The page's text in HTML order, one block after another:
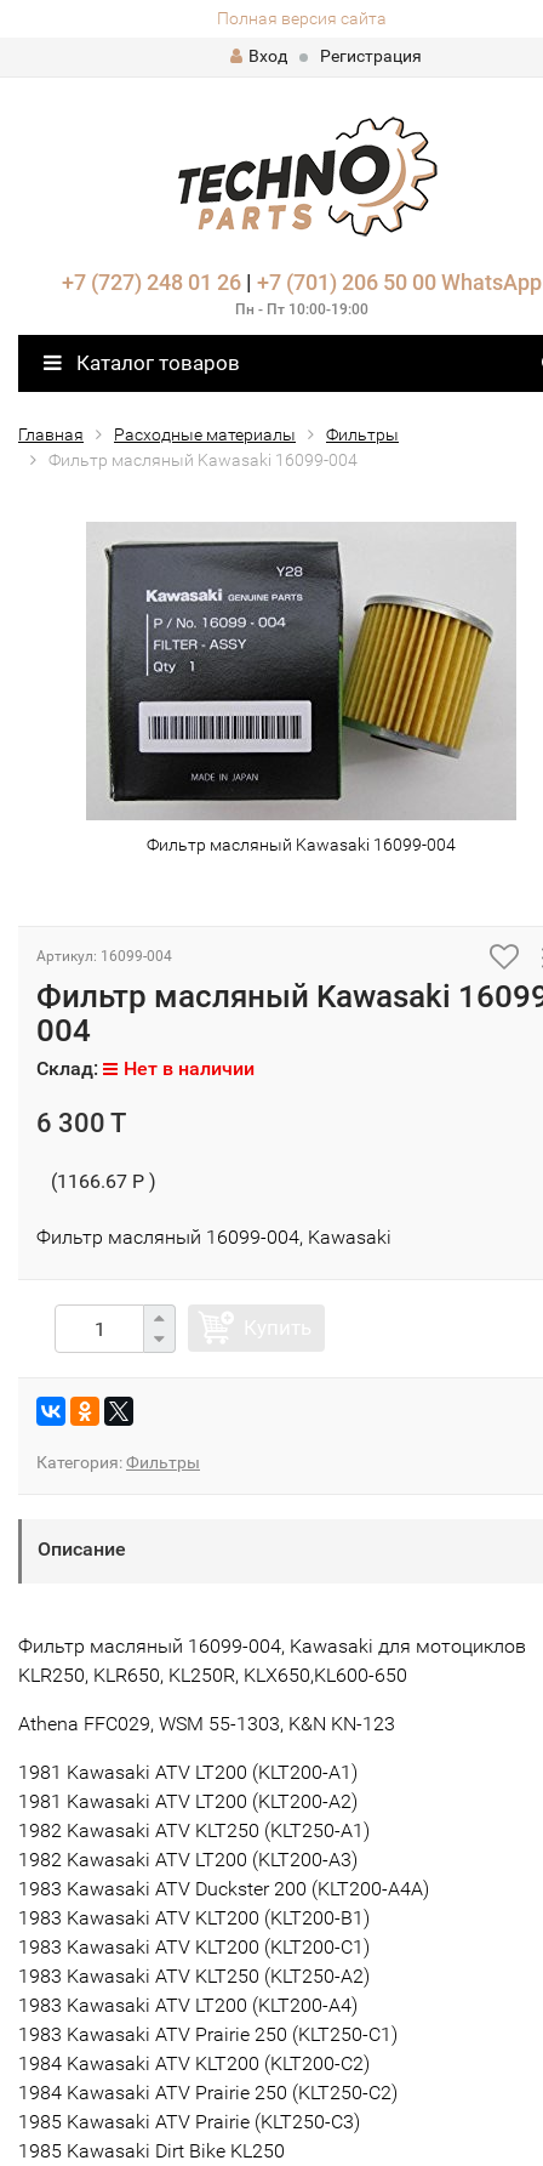
Полная версия сайта
Вход
Регистрация
+7 (727) 248 01 26| +7 (701) 206 50 00 WhatsApp
Пн - Пт 10:00-19:00
Каталог товаров
Главная Расходные материалы
Фильтры
Фильтр масляный Kawasaki 16099-004
Фильтр масляный Kawasaki 16099-004
Артикул: 16099-004
Фильтр масляный Kawasaki
004
Склад: Нет в наличии
6 300 T
(1166.67 P )
Фильтр масляный 16099-004, Kawasaki
Категория:Фильтры
Описание
Фильтр масляный 16099-004, Kawasaki для мотоциклов
KLR250, KLR650, KL250R, KLX650,KL600-650
Athena FFC029, WSM 55-1303, K&N KN-123
1981 Kawasaki ATV LT200 (KLT200-A1)
1981 Kawasaki ATV LT200 (KLT200-A2)
1982 Kawasaki ATV KLT250 (KLT250-A1)
1982 Kawasaki ATV LT200 (KLT200-A3)
1983 Kawasaki ATV Duckster 200 (KLT200-A4A)
1983 Kawasaki ATV KLT200 (KLT200-B1)
1983 Kawasaki ATV KLT200 (KLT200-C1)
1983 Kawasaki ATV KLT250 (KLT250-A2)
1983 Kawasaki ATV LT200 (KLT200-A4)
1983 Kawasaki ATV Prairie 250 (KLT250-C1)
1984 Kawasaki ATV KLT200 (KLT200-C2)
1984 Kawasaki ATV Prairie 250 (KLT250-C2)
1985 Kawasaki ATV Prairie (KLT250-C3)
1985 Kawasaki Dirt Bike KL250